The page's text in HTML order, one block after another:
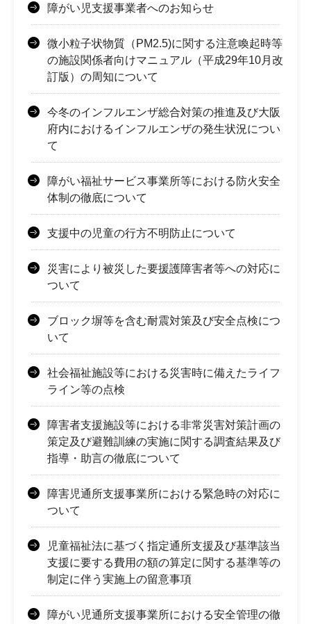
障がい児支援事業者へのお知らせ
微小粒子状物質（PM2.5)に関する注意喚起時等
の施設関係者向けマニュアル（平成29年10月改
訂版）の周知について
今冬のインフルエンザ総合対策の推進及び大阪
府内におけるインフルエンザの発生状況につい
て
障がい福祉サービス事業所等における防火安全
体制の徹底について
支援中の児童の行方不明防止について
災害により被災した要援護障害者等への対応に
ついて
ブロック塀等を含む耐震対策及び安全点検につ
いて
社会福祉施設等における災害時に備えたライフ
ライン等の点検
障害者支援施設等における非常災害対策計画の
策定及び避難訓練の実施に関する調査結果及び
指導・助言の徹底について
障害児通所支援事業所における緊急時の対応に
ついて
児童福祉法に基づく指定通所支援及び基準該当
支援に要する費用の額の算定に関する基準等の
制定に伴う実施上の留意事項
障がい児通所支援事業所における安全管理の徹